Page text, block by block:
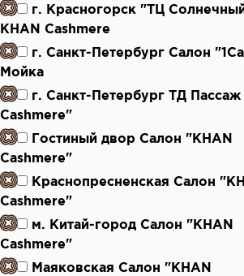
г. Красногорск "ТЦ
KHAN Cashmere
г. Санкт-Петербург Салон
Мойка
г. Санкт-Петербург ТД
Cashmere"
Гостиный двор Салон "KHAN
Cashmere"
Краснопресненская Салон
Cashmere"
м. Китай-город Салон "KHAN
Cashmere"
Маяковская Салон "KHAN